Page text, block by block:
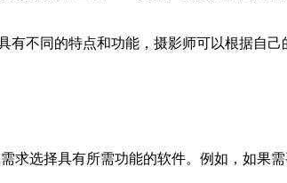
不同的特点和功能，摄影师可以根据自
求选择具有所需功能的软件。例如，如果